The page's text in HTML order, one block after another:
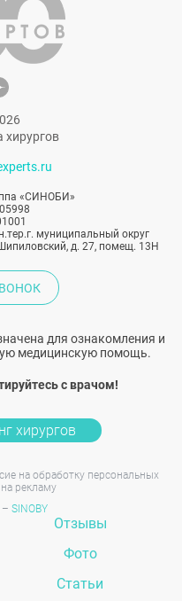
процедуру.
хирургов
«СИНОБИ»
муниципальный округ
д. 27, помещ. 13Н
для ознакомления и
медицинскую помощь.
с врачом!
хирургов
на обработку персональных
рекламу
– SINOBY
Отзывы
Фото
Статьи